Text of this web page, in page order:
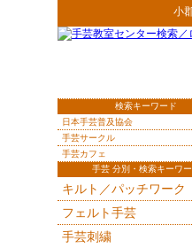
小
検索キーワード
日本手芸普及協会
手芸サークル
手芸カフェ
手芸 分別・検索キーワ
キルト／パッチワーク
フェルト手芸
手芸刺繍